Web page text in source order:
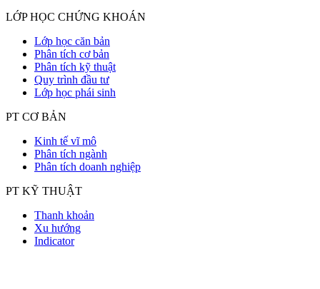
LỚP HỌC CHỨNG KHOÁN
Lớp học căn bản
Phân tích cơ bản
Phân tích kỹ thuật
Quy trình đầu tư
Lớp học phái sinh
PT CƠ BẢN
Kinh tế vĩ mô
Phân tích ngành
Phân tích doanh nghiệp
PT KỸ THUẬT
Thanh khoản
Xu hướng
Indicator